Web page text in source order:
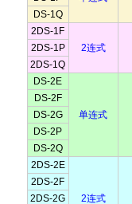
DS-1Q
2DS-1F
2连式
2DS-1P
2DS-1Q
DS-2E
单连式
DS-2F
DS-2G
DS-2P
DS-2Q
2DS-2E
2连式
2DS-2F
2DS-2G